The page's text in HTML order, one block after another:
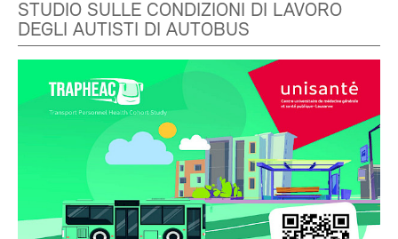
STUDIO SULLE CONDIZIONI DI LAVORO
DEGLI AUTISTI DI AUTOBUS